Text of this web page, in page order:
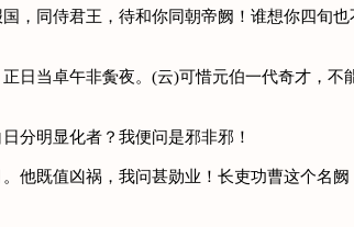
同侍君王，待和你同朝帝阙！谁想你四旬也
当卓午非夤夜。(云)可惜元伯一代奇才，不
分明显化者？我便问是邪非邪！
他既值凶祸，我问甚勋业！长吏功曹这个名阙